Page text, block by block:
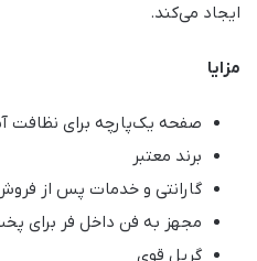
ایجاد می‌کند.
مزایا
صفحه یک‌پارچه برای نظافت
برند معتبر
گارانتی و خدمات پس از
مجهز به فن داخل فر برای
گریل قوی